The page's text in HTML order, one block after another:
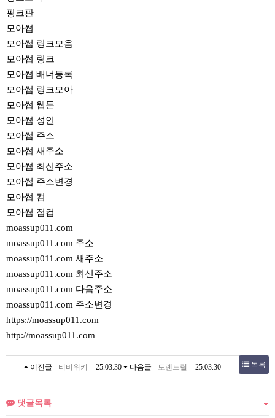
핑크판
모아썹
모아썹 링크모음
모아썹 링크
모아썹 배너등록
모아썹 링크모아
모아썹 웹툰
모아썹 성인
모아썹 주소
모아썹 새주소
모아썹 최신주소
모아썹 주소변경
모아썹 컴
모아썹 점컴
moassup011.com
moassup011.com 주소
moassup011.com 새주소
moassup011.com 최신주소
moassup011.com 다음주소
moassup011.com 주소변경
https://moassup011.com
http://moassup011.com
목록
이전글 티비위키 25.03.30 다음글 토렌트릴 25.03.30
댓글목록